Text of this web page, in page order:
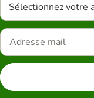
Sélectionnez votre